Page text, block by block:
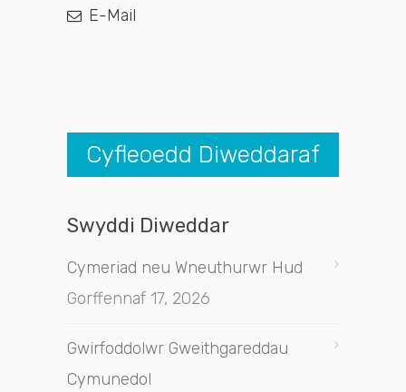
E-Mail
Cyfleoedd Diweddaraf
Swyddi Diweddar
Cymeriad neu Wneuthurwr Hud
Gorffennaf 17, 2026
Gwirfoddolwr Gweithgareddau
Cymunedol